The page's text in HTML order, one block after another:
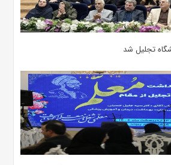
تجلیل شد